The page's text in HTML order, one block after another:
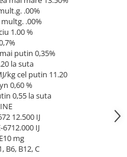
.00%
.00%
1.00 %
putin 0,35%
la suta
kg cel putin 11.20
0,60 %
0,55 la suta
12.500 IJ
IJ
mg
B6, B12, C